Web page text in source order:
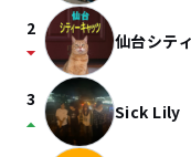
2
arrow_drop_down 仙台シテ
3
arrow_drop_up Sick Lily